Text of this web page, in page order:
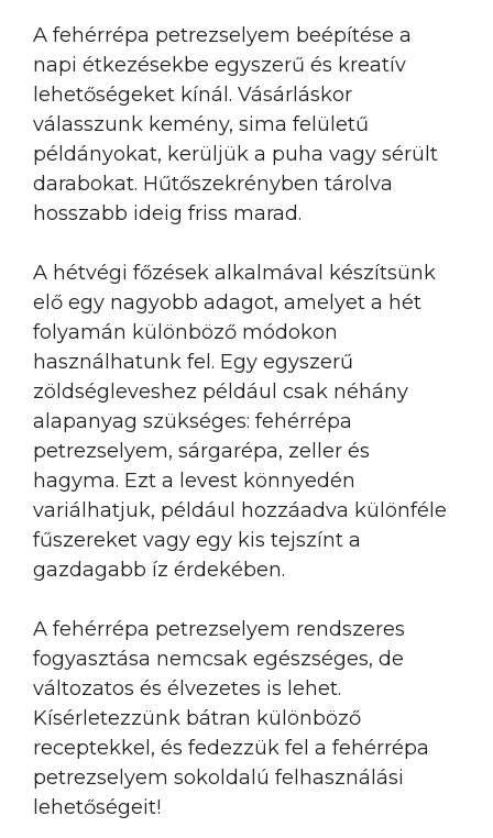
A fehérrépa petrezselyem beépítése a
napi étkezésekbe egyszerű és kreatív
lehetőségeket kínál. Vásárláskor
válasszunk kemény, sima felületű
példányokat, kerüljük a puha vagy sérült
darabokat. Hűtőszekrényben tárolva
hosszabb ideig friss marad.
A hétvégi főzések alkalmával készítsünk
elő egy nagyobb adagot, amelyet a hét
folyamán különböző módokon
használhatunk fel. Egy egyszerű
zöldségleveshez például csak néhány
alapanyag szükséges: fehérrépa
petrezselyem, sárgarépa, zeller és
hagyma. Ezt a levest könnyedén
variálhatjuk, például hozzáadva különféle
fűszereket vagy egy kis tejszínt a
gazdagabb íz érdekében.
A fehérrépa petrezselyem rendszeres
fogyasztása nemcsak egészséges, de
változatos és élvezetes is lehet.
Kísérletezzünk bátran különböző
receptekkel, és fedezzük fel a fehérrépa
petrezselyem sokoldalú felhasználási
lehetőségeit!